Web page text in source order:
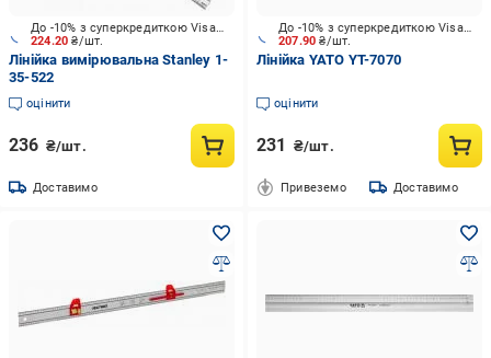
224.20₴/шт.
До -10% з суперкредиткою Visa Вигода
Лінійка вимірювальна Stanley 1-
35-522
оцінити
236 ₴/шт.
Доставимо
207.90₴/шт.
До -10% з суперкредиткою Visa Вигода
Лінійка YATO YT-7070
оцінити
231 ₴/шт.
Привеземо Доставимо